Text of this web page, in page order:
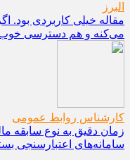
البرز
مقاله خیلی کاربردی بود.
می‌کنه و هم دسترسی خوب
کارشناس روابط عمومی
زمان دقیق به نوع سابقه
سامانه‌های اعتبارسنجی